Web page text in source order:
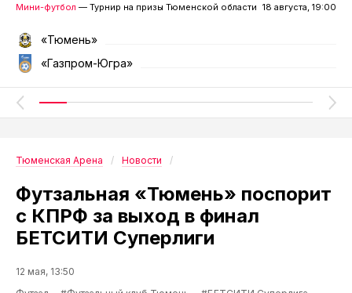
Мини-футбол — Турнир на призы Тюменской области 18 августа, 19:00
«Тюмень»
«Газпром-Югра»
Тюменская Арена Новости
Футзальная «Тюмень» поспорит
с КПРФ за выход в финал
БЕТСИТИ Суперлиги
12 мая, 13:50